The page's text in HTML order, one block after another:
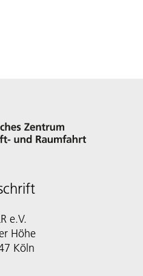
e.V.
Höhe
Köln